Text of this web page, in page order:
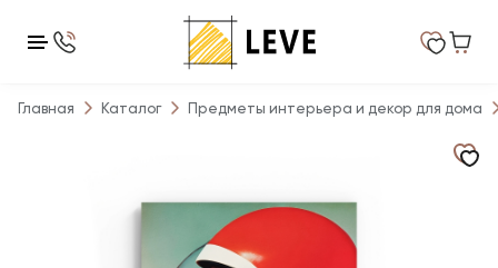
Главная Каталог Предметы интерьера и декор для дома